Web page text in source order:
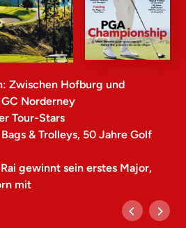
Zwischen Hofburg und
Norderney
Tour-Stars
& Trolleys, 50 Jahre Golf
gewinnt sein erstes Major,
mit